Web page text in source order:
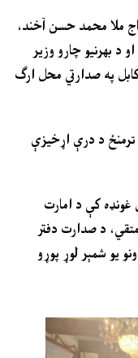
ملا محمد حسن آخند،
د بهرنيو چارو وزير
په صدارتي محل ارګ
ترمنځ د درې اړخیزې
کې د امارت
د صدارت دفتر
يو شمېر لوړ پوړو